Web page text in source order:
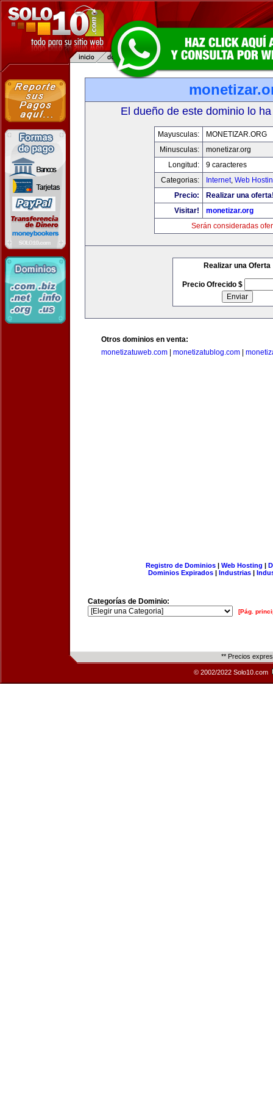
El dueño de este dominio lo
Mayusculas:
MONETIZAR.ORG
Minusculas:
monetizar.org
Longitud:
9 caracteres
Categorias:
Internet, Web
Precio:
Realizar una
Visitar!
monetizar.org
Serán consideradas
Realizar una Oferta
Precio Ofrecido $
Otros dominios en venta:
monetizatuweb.com
monetizatublog.com
Registro de Dominios| Web Hosting |
Dominios Expirados | Industrias |
Categorías de Dominio:
[Pág.
** Precios
© 2002/2022 Solo10.com